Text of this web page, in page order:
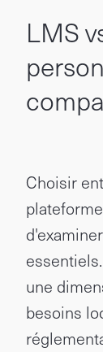
LMS
Choisir
une
besoins